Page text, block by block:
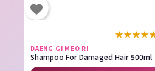
★★★★
DAENG GI MEO RI
Shampoo For Damaged Hair 500ml